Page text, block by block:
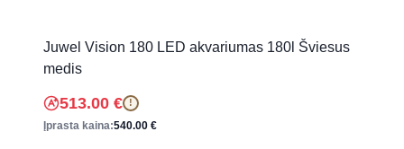
Juwel Vision 180 LED akvariumas 180l Šviesus
medis
513.00 € !
Įprasta kaina:540.00 €